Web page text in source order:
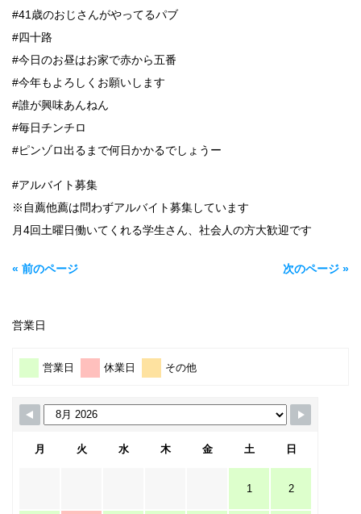
#41歳のおじさんがやってるパブ
#四十路
#今日のお昼はお家で赤から五番
#今年もよろしくお願いします
#誰が興味あんねん
#毎日チンチロ
#ピンゾロ出るまで何日かかるでしょうー
#アルバイト募集
※自薦他薦は問わずアルバイト募集しています
月4回土曜日働いてくれる学生さん、社会人の方大歓迎です
« 前のページ 次のページ »
営業日
営業日 休業日 その他
月 火 水 木 金 土 日
1 2